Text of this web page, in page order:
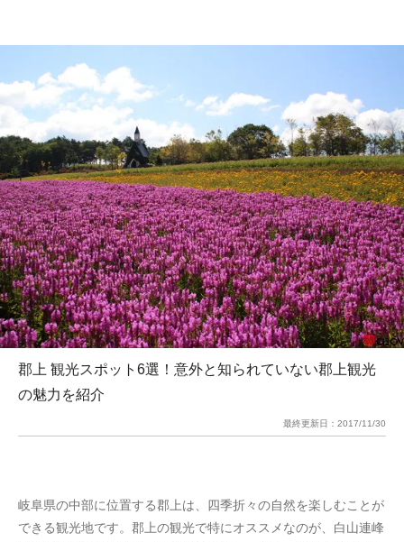
郡上 観光スポット6選！意外と知られていない郡上観光
の魅力を紹介
最終更新日： 2017/11/30
岐阜県の中部に位置する郡上は、四季折々の自然を楽しむことが
できる観光地です。郡上の観光で特にオススメなのが、 白山連峰